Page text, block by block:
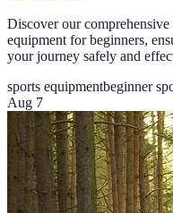
Discover our
equipment for beginners,
your journey safely and
sports equipmentbeginner
Aug 7